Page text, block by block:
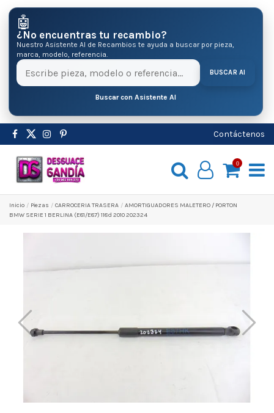
🤖
¿No encuentras tu recambio?
Nuestro Asistente AI de Recambios te ayuda a buscar por pieza,
marca, modelo, referencia.
BUSCAR AI
Buscar con Asistente AI
Contáctenos
0
Inicio Pіezas CARROCERIA TRASERA
AMORTIGUADORES MALETERO / PORTON
BMW SERIE 1 BERLINA (E81/E87) 118d 2010 202324